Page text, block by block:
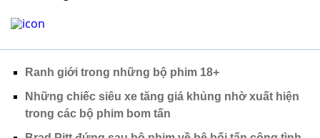
Ranh giới trong những bộ phim 18+
Những chiếc siêu xe tăng giá khủng nhờ xuất hiện
trong các bộ phim bom tấn